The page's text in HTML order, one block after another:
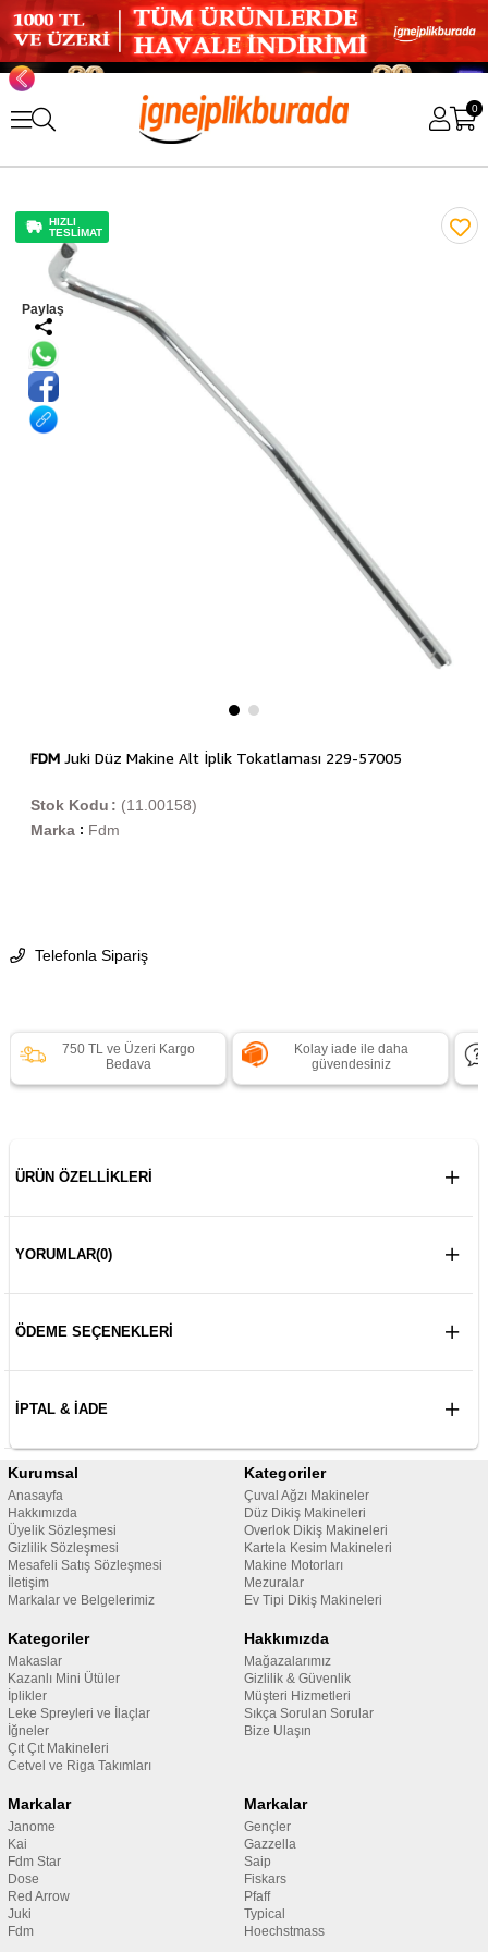
0
HIZLI
TESLİMAT
Paylaş
FDMJuki Düz Makine Alt İplik Tokatlaması 229-57005
(11.00158)
Stok Kodu
Marka : Fdm
Telefonla Sipariş
750 TL ve Üzeri Kargo
Bedava
Kolay iade ile daha
güvendesiniz
ÜRÜN ÖZELLIKLERI
YORUMLAR(0)
ÖDEME SEÇENEKLERI
İPTAL & İADE
Kurumsal
Anasayfa
Hakkımızda
Üyelik Sözleşmesi
Gizlilik Sözleşmesi
Mesafeli Satış Sözleşmesi
İletişim
Markalar ve Belgelerimiz
Kategoriler
Çuval Ağzı Makineler
Düz Dikiş Makineleri
Overlok Dikiş Makineleri
Kartela Kesim Makineleri
Makine Motorları
Mezuralar
Ev Tipi Dikiş Makineleri
Kategoriler
Makaslar
Kazanlı Mini Ütüler
İplikler
Leke Spreyleri ve İlaçlar
İğneler
Çıt Çıt Makineleri
Cetvel ve Riga Takımları
Hakkımızda
Mağazalarımız
Gizlilik & Güvenlik
Müşteri Hizmetleri
Sıkça Sorulan Sorular
Bize Ulaşın
Markalar
Janome
Kai
Fdm Star
Dose
Red Arrow
Juki
Fdm
Markalar
Gençler
Gazzella
Saip
Fiskars
Pfaff
Typical
Hoechstmass